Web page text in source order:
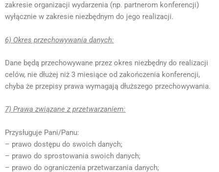
zakresie organizacji wydarzenia (np. partnerom konferencji)
wyłącznie w zakresie niezbędnym do jego realizacji.
6) Okres przechowywania danych:
Dane będą przechowywane przez okres niezbędny do realizacji
celów, nie dłużej niż 3 miesiące od zakończenia konferencji,
chyba że przepisy prawa wymagają dłuższego przechowywania.
7) Prawa związane z przetwarzaniem:
Przysługuje Pani/Panu:
– prawo dostępu do swoich danych;
– prawo do sprostowania swoich danych;
– prawo do ograniczenia przetwarzania danych;